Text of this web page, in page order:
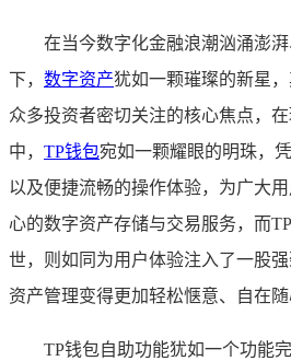
在当今数字化金融浪潮汹涌澎
下， 数字资产犹如一颗璀璨的新星
众多投资者密切关注的核心焦点，
中， TP钱包宛如一颗耀眼的明珠，
以及便捷流畅的操作体验，为广大
心的数字资产存储与交易服务，而
世，则如同为用户体验注入了一股
资产管理变得更加轻松惬意、自在随
TP钱包自助功能犹如一个功能